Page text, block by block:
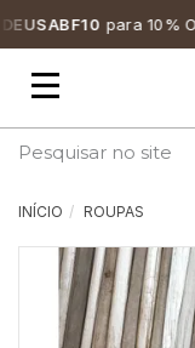
para 10% OFF
Mudar
INÍCIO ROUPAS